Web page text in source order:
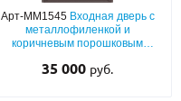
Арт-ММ1545 Входная дверь с
металлофиленкой и
коричневым порошковым
35 000 руб.